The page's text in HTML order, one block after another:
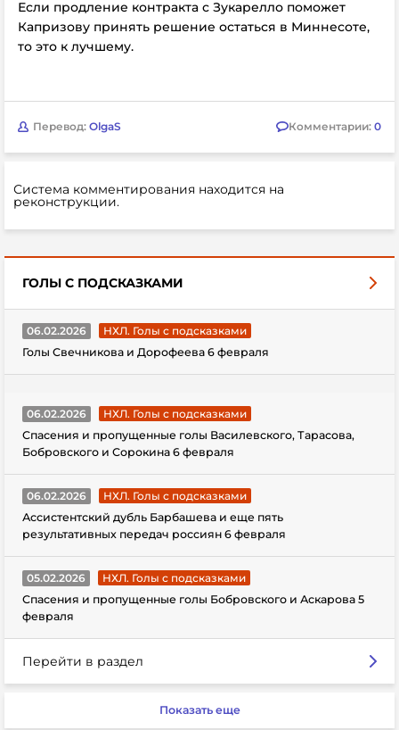
Если продление контракта с Зукарелло поможет
Капризову принять решение остаться в Миннесоте,
то это к лучшему.
Перевод: OlgaS Комментарии: 0
Система комментирования находится на
реконструкции.
ГОЛЫ С ПОДСКАЗКАМИ
06.02.2026
НХЛ. Голы с подсказками
Голы Свечникова и Дорофеева 6 февраля
06.02.2026
НХЛ. Голы с подсказками
Спасения и пропущенные голы Василевского, Тарасова,
Бобровского и Сорокина 6 февраля
06.02.2026
НХЛ. Голы с подсказками
Ассистентский дубль Барбашева и еще пять
результативных передач россиян 6 февраля
05.02.2026
НХЛ. Голы с подсказками
Спасения и пропущенные голы Бобровского и Аскарова 5
февраля
Перейти в раздел
Показать еще